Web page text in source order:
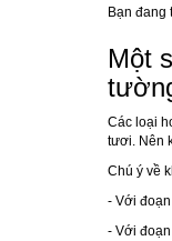
Bạn đang
Một
Các loại
tươi. Nên
Chú ý về
- Với
- Với